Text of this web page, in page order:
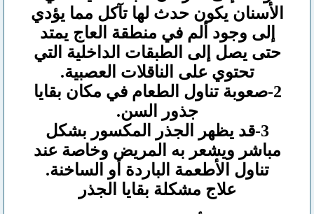
الأسنان يكون حدث لها تآكل مما يؤدي
إلى وجود ألم في منطقة العاج يمتد
حتى يصل إلى الطبقات الداخلية التي
تحتوي على الناقلات العصبية.
2-صعوبة تناول الطعام في مكان بقايا
جذور السن.
3-قد يظهر الجذر المكسور بشكل
مباشر ويشعر به المريض وخاصة عند
تناول الأطعمة الباردة أو الساخنة.
علاج مشكلة بقايا الجذر